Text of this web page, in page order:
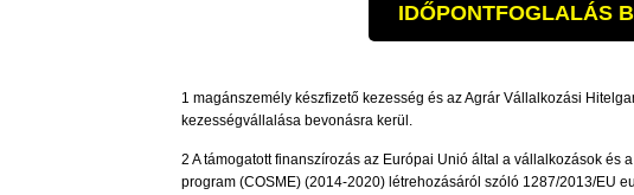
IDŐPONTFOGLALÁS
1 magánszemély készfizető kezesség és az Agrár Vállalkozási
kezességvállalása bevonásra kerül.
2 A támogatott finanszírozás az Európai Unió által a vállalkozások és
program (COSME) (2014-2020) létrehozásáról szóló 1287/2013/EU